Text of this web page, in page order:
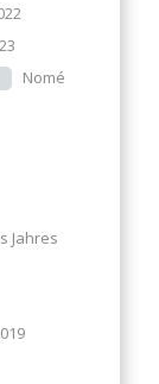
Nomé
Jahres